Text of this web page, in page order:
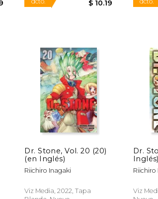
$ 11.99 15%
dcto.
$ 11.99
Rápido
Dr. Stone, Vol. 20 (20)
(en Inglés)
Riichiro Inagaki
Viz Media, 2022, Tapa
Dr.
Inglés)
Riichiro
Viz